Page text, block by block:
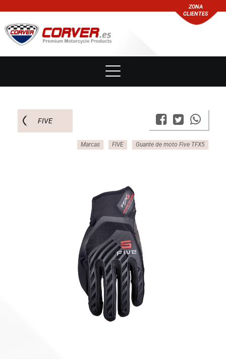
ZONA
CLIENTES
FIVE
Marcas FIVE Guante de moto Five TFX5